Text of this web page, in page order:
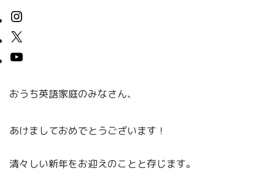
おうち英語家庭のみなさん、
あけましておめでとうございます！
清々しい新年をお迎えのことと存じます。